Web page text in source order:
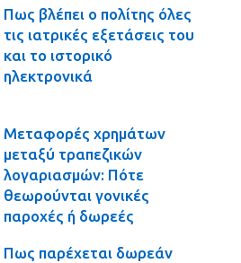
Πως βλέπει ο πολίτης όλες
τις ιατρικές εξετάσεις του
και το ιστορικό
ηλεκτρονικά
Μεταφορές χρημάτων
μεταξύ τραπεζικών
λογαριασμών: Πότε
θεωρούνται γονικές
παροχές ή δωρεές
Πως παρέχεται δωρεάν